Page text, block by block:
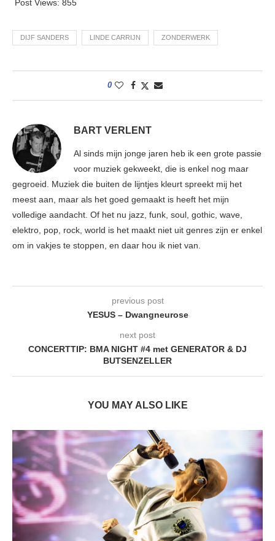
Post Views: 855
DIJF SANDERS LINDE CARRIJN ZONDERWERK
0
BART VERLENT
Al sinds mijn jonge jaren heb ik een grote passie
voor muziek gekweekt, die is enkel nog maar
gegroeid. Muziek die buiten de lijntjes kleurt spreekt mij het
meest aan, maar als het goed gemaakt is heeft het mijn
volledige aandacht. Of het nu jazz, funk, soul, gothic, wave,
elektro, pop, rock, world is het maakt niet uit genres zijn er enkel
om in vakjes te stoppen, en daar hou ik niet van.
previous post
YESUS – Dwangneurose
next post
CONCERTTIP: BMA NIGHT #4 met GENERATOR & DJ
BUTSENZELLER
YOU MAY ALSO LIKE